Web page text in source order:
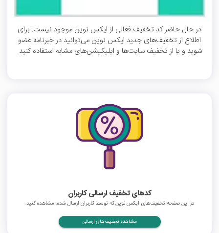
در حال حاضر کد تخفیف فعالی از ایکس نوین موجود نیست. برای
اطلاع از تخفیف‌های جدید ایکس نوین می‌توانید در خبرنامه عضو
شوید و یا از تخفیف سایت‌ها و اپلیکیشن‌های مشابه استفاده کنید.
کدهای تخفیف ارسالی کاربران
در این صفحه تخفیف‌های ایکس نوین که توسط کاربران ارسال شده، مشاهده کنید.
مشاهده تخفیف‌های ارسالی